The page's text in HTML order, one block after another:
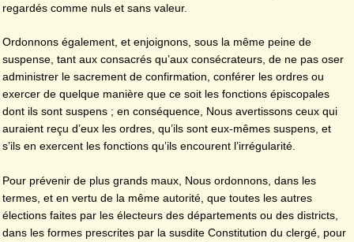
regardés comme nuls et sans valeur.
Ordonnons également, et enjoignons, sous la même peine de
suspense, tant aux consacrés qu’aux consécrateurs, de ne pas oser
administrer le sacrement de confirmation, conférer les ordres ou
exercer de quelque manière que ce soit les fonctions épiscopales
dont ils sont suspens ; en conséquence, Nous avertissons ceux qui
auraient reçu d’eux les ordres, qu’ils sont eux-mêmes suspens, et
s’ils en exercent les fonctions qu’ils encourent l’irrégularité.
Pour prévenir de plus grands maux, Nous ordonnons, dans les
termes, et en vertu de la même autorité, que toutes les autres
élections faites par les électeurs des départements ou des districts,
dans les formes prescrites par la susdite Constitution du clergé, pour